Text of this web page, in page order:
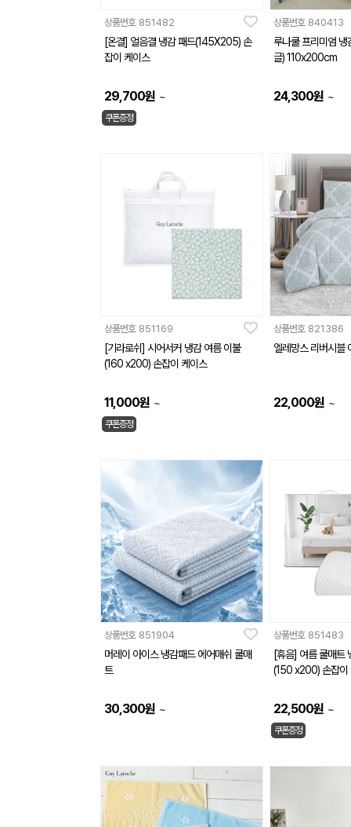
상품번호 851482
[온결] 얼음결 냉감 패드(145X205) 손
잡이 케이스
29,700원 ~
쿠폰증정
상품번호 840413
루나쿨 프리미엄
글) 110x200cm
24,300원 ~
상품번호 851169
[기라로쉬] 시어서커 냉감 여름 이불
(160 x200) 손잡이 케이스
11,000원 ~
쿠폰증정
상품번호 821386
엘레망스 리버시블
22,000원 ~
상품번호 851904
머레이 아이스 냉감패드 에어매쉬 쿨매
트
30,300원 ~
상품번호 851483
[휴음] 여름 쿨매트
(150 x200) 손잡이
22,500원 ~
쿠폰증정